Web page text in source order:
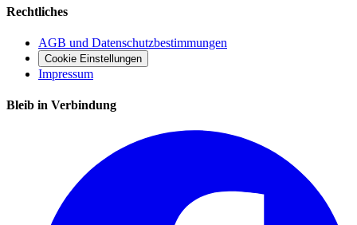
Rechtliches
AGB und Datenschutzbestimmungen
Cookie Einstellungen
Impressum
Bleib in Verbindung